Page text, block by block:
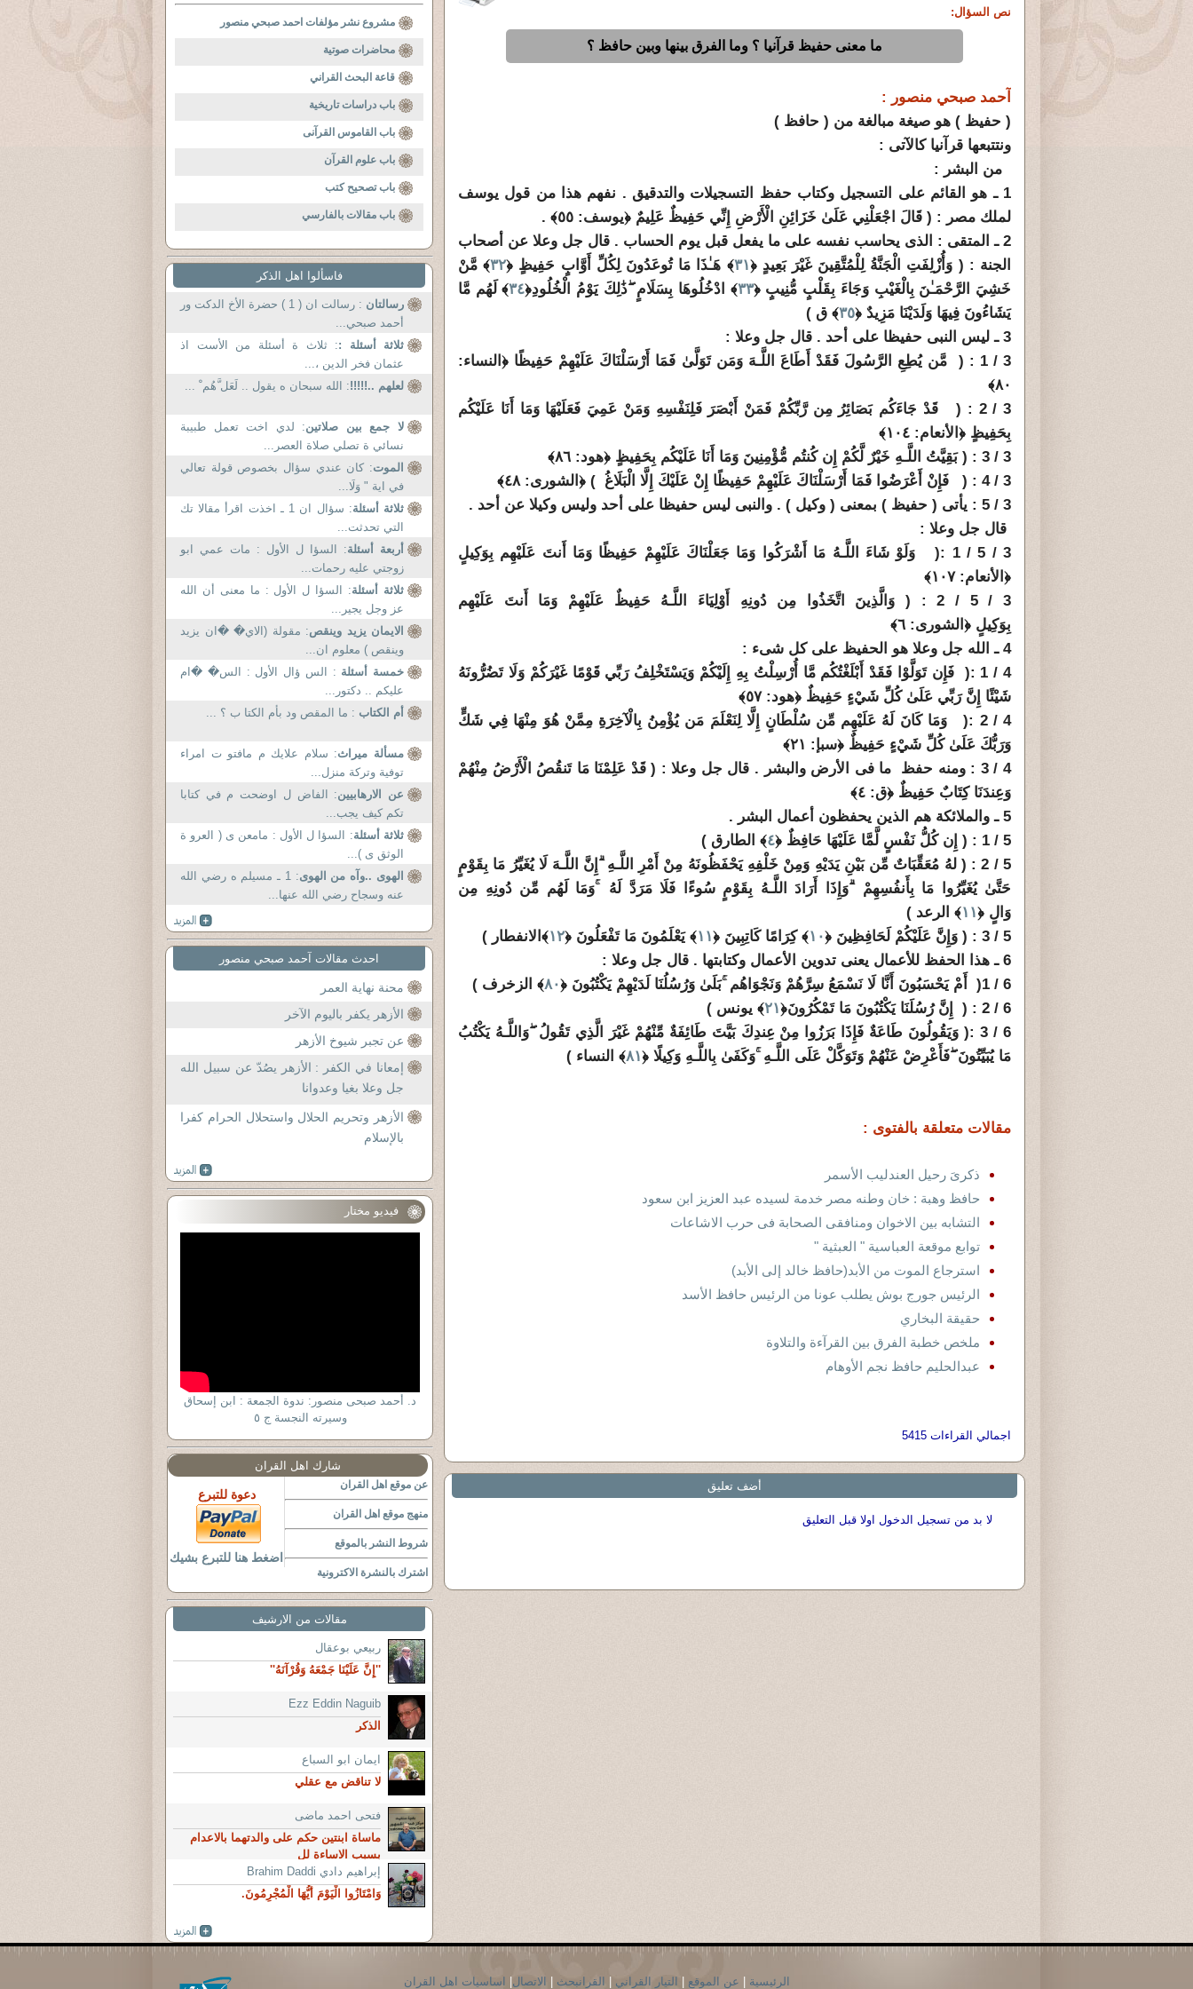
نص السؤال:
ما معنى حفيظ قرآنيا ؟ وما الفرق بينها وبين حافظ ؟
آحمد صبحي منصور :
( حفيظ ) هو صيغة مبالغة من ( حافظ )
ونتتبعها قرآنيا كالآتى :
من البشر :
1 ـ هو القائم على التسجيل وكتاب حفظ التسجيلات والتدقيق . نفهم هذا من قول يوسف
لملك مصر : ( قَالَ اجْعَلْنِي عَلَىٰ خَزَائِنِ الْأَرْضِ إِنِّي حَفِيظٌ عَلِيمٌ ﴿يوسف: ٥٥﴾ .
2 ـ المتقى : الذى يحاسب نفسه على ما يفعل قبل يوم الحساب . قال جل وعلا عن أصحاب
الجنة : ( وَأُزْلِفَتِ الْجَنَّةُ لِلْمُتَّقِينَ غَيْرَ بَعِيدٍ ﴿٣١﴾ هَـٰذَا مَا تُوعَدُونَ لِكُلِّ أَوَّابٍ حَفِيظٍ ﴿٣٢﴾ مَّنْ
خَشِيَ الرَّحْمَـٰنَ بِالْغَيْبِ وَجَاءَ بِقَلْبٍ مُّنِيبٍ ﴿٣٣﴾ ادْخُلُوهَا بِسَلَامٍۖذَٰلِكَ يَوْمُ الْخُلُودِ﴿٣٤﴾ لَهُم مَّا
يَشَاءُونَ فِيهَا وَلَدَيْنَا مَزِيدٌ ﴿٣٥﴾ ق )
3 ـ ليس النبى حفيظا على أحد . قال جل وعلا :
3 / 1 : (
مَّن يُطِعِ الرَّسُولَ فَقَدْ أَطَاعَ اللَّـهَ وَمَن تَوَلَّىٰ فَمَا أَرْسَلْنَاكَ عَلَيْهِمْ حَفِيظًا ﴿النساء:
٨٠﴾
3 / 2 : (
قَدْ جَاءَكُم بَصَائِرُ مِن رَّبِّكُمْ فَمَنْ أَبْصَرَ فَلِنَفْسِهِ وَمَنْ عَمِيَ فَعَلَيْهَا وَمَا أَنَا عَلَيْكُم
بِحَفِيظٍ ﴿الأنعام: ١٠٤﴾
3 / 3 : ( بَقِيَّتُ اللَّـهِ خَيْرٌ لَّكُمْ إِن كُنتُم مُّؤْمِنِينَ وَمَا أَنَا عَلَيْكُم بِحَفِيظٍ ﴿هود: ٨٦﴾
3 / 4 : (
فَإِنْ أَعْرَضُوا فَمَا أَرْسَلْنَاكَ عَلَيْهِمْ حَفِيظًا إِنْ عَلَيْكَ إِلَّا الْبَلَاغُ ) ﴿الشورى: ٤٨﴾
3 / 5 : يأتى ( حفيظ ) بمعنى ( وكيل ) . والنبى ليس حفيظا على أحد وليس وكيلا عن أحد .
قال جل وعلا :
3 / 5 / 1 :(
وَلَوْ شَاءَ اللَّـهُ مَا أَشْرَكُوا وَمَا جَعَلْنَاكَ عَلَيْهِمْ حَفِيظًا وَمَا أَنتَ عَلَيْهِم بِوَكِيلٍ
﴿الأنعام: ١٠٧﴾
3 / 5 / 2 : ( وَالَّذِينَ اتَّخَذُوا مِن دُونِهِ أَوْلِيَاءَ اللَّـهُ حَفِيظٌ عَلَيْهِمْ وَمَا أَنتَ عَلَيْهِم
بِوَكِيلٍ ﴿الشورى: ٦﴾
4 ـ الله جل وعلا هو الحفيظ على كل شىء :
4 / 1 :(
فَإِن تَوَلَّوْا فَقَدْ أَبْلَغْتُكُم مَّا أُرْسِلْتُ بِهِ إِلَيْكُمْ وَيَسْتَخْلِفُ رَبِّي قَوْمًا غَيْرَكُمْ وَلَا تَضُرُّونَهُ
شَيْئًا إِنَّ رَبِّي عَلَىٰ كُلِّ شَيْءٍ حَفِيظٌ ﴿هود: ٥٧﴾
4 / 2 :(
وَمَا كَانَ لَهُ عَلَيْهِم مِّن سُلْطَانٍ إِلَّا لِنَعْلَمَ مَن يُؤْمِنُ بِالْآخِرَةِ مِمَّنْ هُوَ مِنْهَا فِي شَكٍّ
وَرَبُّكَ عَلَىٰ كُلِّ شَيْءٍ حَفِيظٌ ﴿سبإ: ٢١﴾
4 / 3 : ومنه حفظ ما فى الأرض والبشر . قال جل وعلا : ( قَدْ عَلِمْنَا مَا تَنقُصُ الْأَرْضُ مِنْهُمْ
وَعِندَنَا كِتَابٌ حَفِيظٌ ﴿ق: ٤﴾
5 ـ والملائكة هم الذين يحفظون أعمال البشر .
5 / 1 : ( إِن كُلُّ نَفْسٍ لَّمَّا عَلَيْهَا حَافِظٌ ﴿
٤﴾ الطارق )
5 / 2 : ( لهُ مُعَقِّبَاتٌ مِّن بَيْنِ يَدَيْهِ وَمِنْ خَلْفِهِ يَحْفَظُونَهُ مِنْ أَمْرِ اللَّـهِ
ۗإِنَّ اللَّـهَ لَا يُغَيِّرُ مَا بِقَوْمٍ
حَتَّىٰ يُغَيِّرُوا مَا بِأَنفُسِهِمْ ۗوَإِذَا أَرَادَ اللَّـهُ بِقَوْمٍ سُوءًا فَلَا مَرَدَّ لَهُ ۚوَمَا لَهُم مِّن دُونِهِ مِن
وَالٍ ﴿١١﴾ الرعد )
5 / 3 : ( وَإِنَّ عَلَيْكُمْ لَحَافِظِينَ ﴿
١٠﴾ كِرَامًا كَاتِبِينَ ﴿١١﴾ يَعْلَمُونَ مَا تَفْعَلُونَ ﴿١٢﴾الانفطار )
6 ـ هذا الحفظ للأعمال يعنى تدوين الأعمال وكتابتها . قال جل وعلا :
6 / 1(
أَمْ يَحْسَبُونَ أَنَّا لَا نَسْمَعُ سِرَّهُمْ وَنَجْوَاهُم ۚبَلَىٰ وَرُسُلُنَا لَدَيْهِمْ يَكْتُبُونَ ﴿٨٠﴾ الزخرف )
6 / 2 : ( إِنَّ رُسُلَنَا يَكْتُبُونَ مَا تَمْكُرُونَ﴿
٢١﴾ يونس )
6 / 3 :( وَيَقُولُونَ طَاعَةٌ فَإِذَا بَرَزُوا مِنْ عِندِكَ بَيَّتَ طَائِفَةٌ مِّنْهُمْ غَيْرَ الَّذِي تَقُولُ
ۖوَاللَّـهُ يَكْتُبُ
مَا يُبَيِّتُونَۖفَأَعْرِضْ عَنْهُمْ وَتَوَكَّلْ عَلَى اللَّـهِ ۚوَكَفَىٰ بِاللَّـهِ وَكِيلًا ﴿٨١﴾ النساء )
مقالات متعلقة بالفتوى :
ذكرىَ رحيل العندليب الأسمر
حافظ وهبة : خان وطنه مصر خدمة لسيده عبد العزيز ابن سعود
التشابه بين الاخوان ومنافقى الصحابة فى حرب الاشاعات
توابع موقعة العباسية " العبثية "
استرجاع الموت من الأبد(حافظ خالد إلى الأبد)
الرئيس جورج بوش يطلب عونا من الرئيس حافظ الأسد
حقيقة البخاري
ملخص خطبة الفرق بين القرآءة والتلاوة
عبدالحليم حافظ نجم الأوهام
اجمالي القراءات 5415
أضف تعليق
لا بد من تسجيل الدخول اولا قبل التعليق
مشروع نشر مؤلفات احمد صبحي منصور
محاضرات صوتية
قاعة البحث القراني
باب دراسات تاريخية
باب القاموس القرآنى
باب علوم القرآن
باب تصحيح كتب
باب مقالات بالفارسي
فاسألوا اهل الذكر
رسالتان
: رسالت ان ( 1 ) حضرة الأخ الدكت ور
أحمد صبحي...
ثلاثة أسئلة :: ثلاث ة أسئلة من الأست اذ
عثمان فخر الدين ،...
لعلهم ..!!!!!: الله سبحان ه يقول .. لَعَل َّهُم ْ ...
لا جمع بين صلاتين: لدي اخت تعمل طبيبة
نسائي ة تصلي صلاة العصر...
الموت: كان عندي سؤال بخصوص قولة تعالي
في اية " وَلَا...
ثلاثة أسئلة
: سؤال ان 1 ـ اخذت اقرأ مقالا تك
التي تحدثت...
أربعة أسئلة: السؤا ل الأول : مات عمي ابو
زوجتي عليه رحمات...
ثلاثة أسئلة: السؤا ل الأول : ما معنى أن الله
عز وجل يجير...
الايمان يزيد وينقص: مقولة (الاي� �ان يزيد
وينقص ) معلوم ان...
خمسة أسئلة : الس ؤال الأول : الس� �ام
عليكم .. دكتور...
أم الكتاب : ما المقص ود بأم الكتا ب ؟ ...
مسألة ميراث: سلام علايك م مافتو ت امراء
توفية وتركة منزل...
عن الارهابيين: الفاض ل اوضحت م في كتابا
تكم كيف يجب...
ثلاثة أسئلة: السؤا ل الأول : مامعن ى ( العرو ة
الوثق ى )...
الهوى ..وآه من الهوى
: 1 ـ مسيلم ه رضي الله
عنه وسجاح رضي الله عنها...
احدث مقالات آحمد صبحي منصور
محنة نهاية العمر
الأزهر يكفر باليوم الآخر
عن تجبر شيوخ الأزهر
إمعانا في الكفر : الأزهر يصُدّ عن سبيل الله
جل وعلا بغيا وعدوانا
الأزهر وتحريم الحلال واستحلال الحرام كفرا
بالإسلام
فيديو مختار
د. أحمد صبحى منصور: ندوة الجمعة : ابن إسحاق
وسيرته النجسة ج ٥
شارك اهل القران
عن موقع اهل القران
منهج موقع اهل القران
شروط النشر بالموقع
اشترك بالنشرة الاكترونية
دعوة للتبرع
اضغط هنا للتبرع بشيك
مقالات من الارشيف
ربيعي بوعقال
''إِنَّ عَلَيْنَا جَمْعَهُ وَقُرْآنَهُ''
Ezz Eddin Naguib
الذكر
ايمان ابو السباع
لا تناقض مع عقلي
فتحى احمد ماضى
ماساة ابنتين حكم على والدتهما بالاعدام
بسبب الاساءة لل
إبراهيم دادي Brahim Daddi
وَامْتَازُوا الْيَوْمَ أَيُّهَا الْمُجْرِمُونَ.
الرئيسية عن الموقع التيار القراني القرانبحث الاتصال اساسيات اهل القران